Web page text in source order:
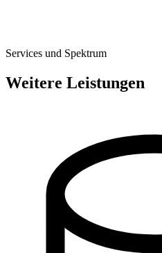
Services und Spektrum
Weitere Leistungen